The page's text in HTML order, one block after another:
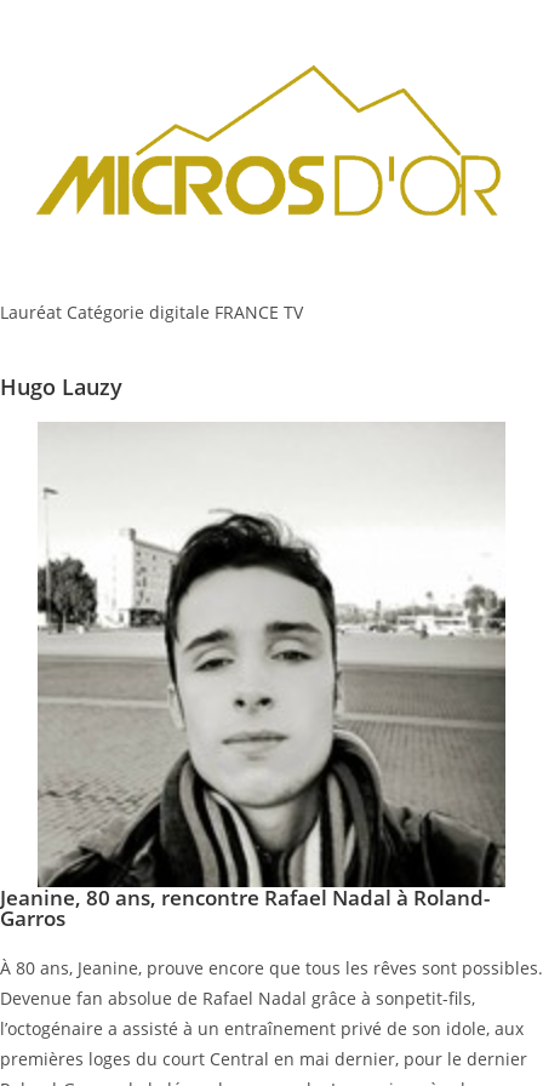
Lauréat Catégorie digitale FRANCE TV
Hugo Lauzy
Jeanine, 80 ans, rencontre Rafael Nadal à Roland-
Garros
À 80 ans, Jeanine, prouve encore que tous les rêves sont possibles.
Devenue fan absolue de Rafael Nadal grâce à sonpetit-fils,
l’octogénaire a assisté à un entraînement privé de son idole, aux
premières loges du court Central en mai dernier, pour le dernier